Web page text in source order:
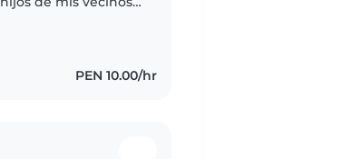
PEN 10.00/hr